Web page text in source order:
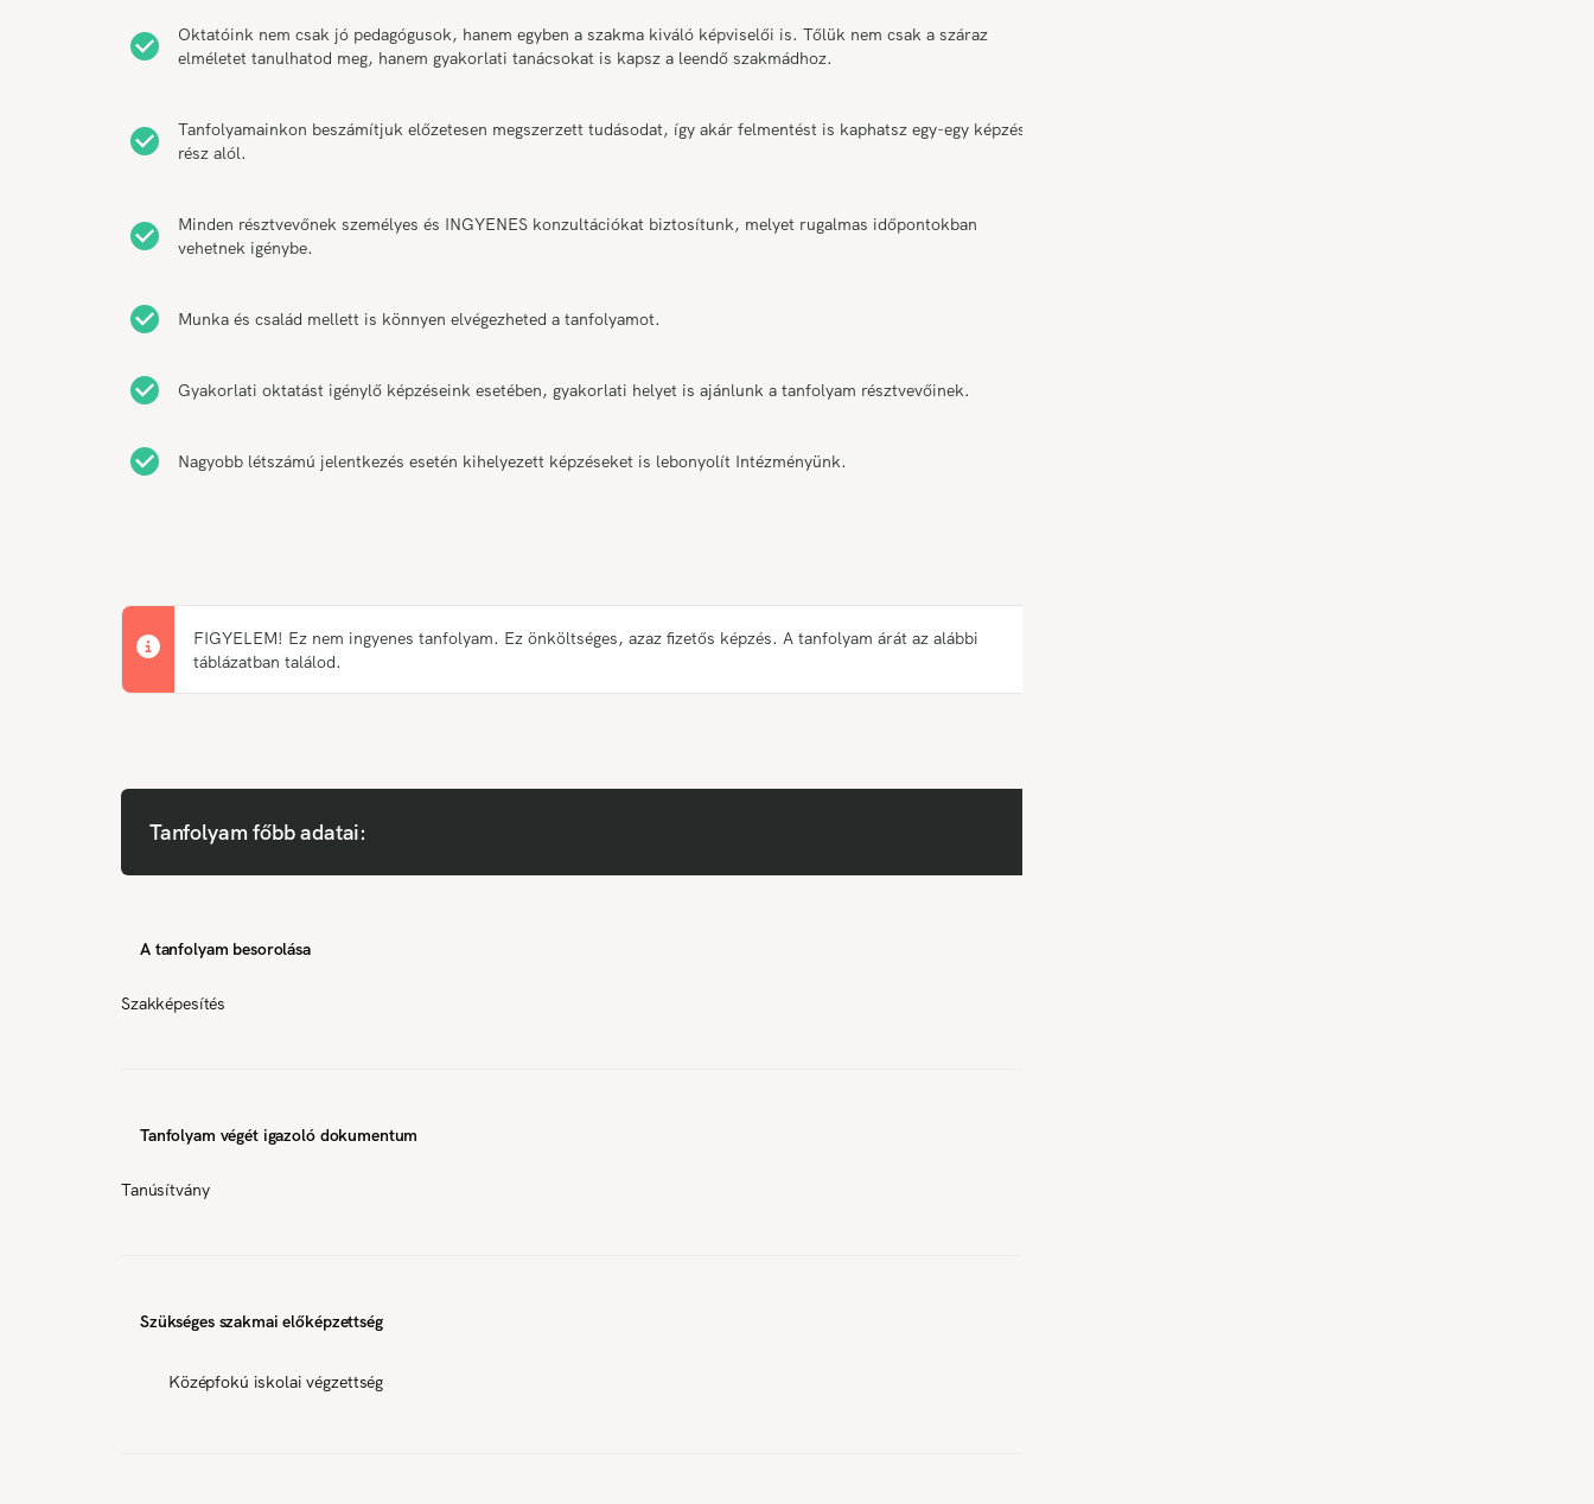
Oktatóink nem csak jó pedagógusok, hanem egyben a szakma kiváló képviselői is. Tőlük nem csak a száraz
elméletet tanulhatod meg, hanem gyakorlati tanácsokat is kapsz a leendő szakmádhoz.
Tanfolyamainkon beszámítjuk előzetesen megszerzett tudásodat, így akár felmentést is kaphatsz egy-egy képzési
rész alól.
Minden résztvevőnek személyes és INGYENES konzultációkat biztosítunk, melyet rugalmas időpontokban
vehetnek igénybe.
Munka és család mellett is könnyen elvégezheted a tanfolyamot.
Gyakorlati oktatást igénylő képzéseink esetében, gyakorlati helyet is ajánlunk a tanfolyam résztvevőinek.
Nagyobb létszámú jelentkezés esetén kihelyezett képzéseket is lebonyolít Intézményünk.
FIGYELEM! Ez nem ingyenes tanfolyam. Ez önköltséges, azaz fizetős képzés. A tanfolyam árát az alábbi
táblázatban találod.
Tanfolyam főbb adatai:
A tanfolyam besorolása
Szakképesítés
Tanfolyam végét igazoló dokumentum
Tanúsítvány
Szükséges szakmai előképzettség
Középfokú iskolai végzettség